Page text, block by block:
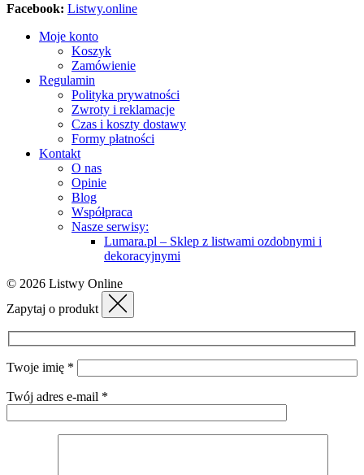
Facebook: Listwy.online
Moje konto
Koszyk
Zamówienie
Regulamin
Polityka prywatności
Zwroty i reklamacje
Czas i koszty dostawy
Formy płatności
Kontakt
O nas
Opinie
Blog
Współpraca
Nasze serwisy:
Lumara.pl – Sklep z listwami ozdobnymi i
dekoracyjnymi
© 2026 Listwy Online
Zapytaj o produkt
Twoje imię *
Twój adres e-mail *